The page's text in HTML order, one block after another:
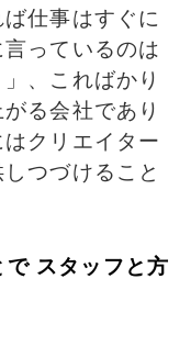
仕事はすぐに
っているのは
、こればかり
る会社であり
クリエイター
つづけること
スタッフと方